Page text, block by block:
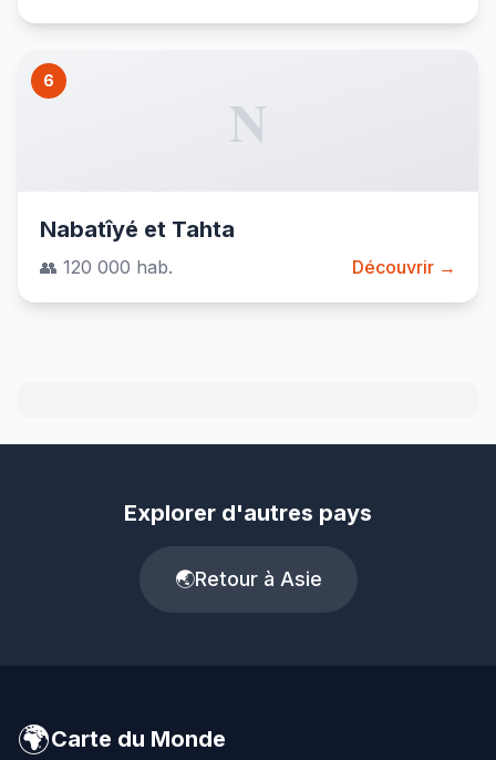
6
N
Nabatîyé et Tahta
👥 120 000 hab. Découvrir →
Explorer d'autres pays
🌏Retour à Asie
🌍Carte du Monde